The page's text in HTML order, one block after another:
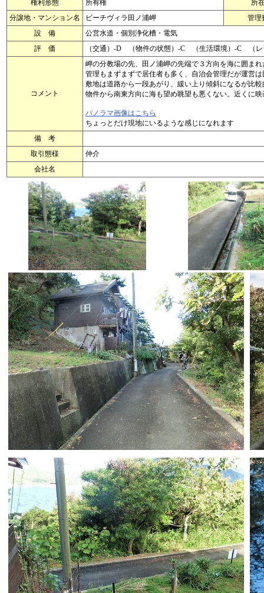
権利形態
所有権
所
分譲地・マンション名
ビーチヴィラ田ノ浦岬
管理
設 備
公営水道・個別浄化槽・電気
評 価
（交通）-D （物件の状態）-C （生活環境）-C （
コメント
岬の分教場の先、田ノ浦岬の先端で３方向を海に囲ま
管理もまずまずで居住者も多く、自治会管理だが運営
敷地は道路から一段あがり、緩い上り傾斜になるが比
物件から南東方向に海も望め眺望も悪くない。近くに
パノラマ画像はこちら
ちょっとだけ現地にいるような感じになれます
備 考
取引態様
仲介
会社名